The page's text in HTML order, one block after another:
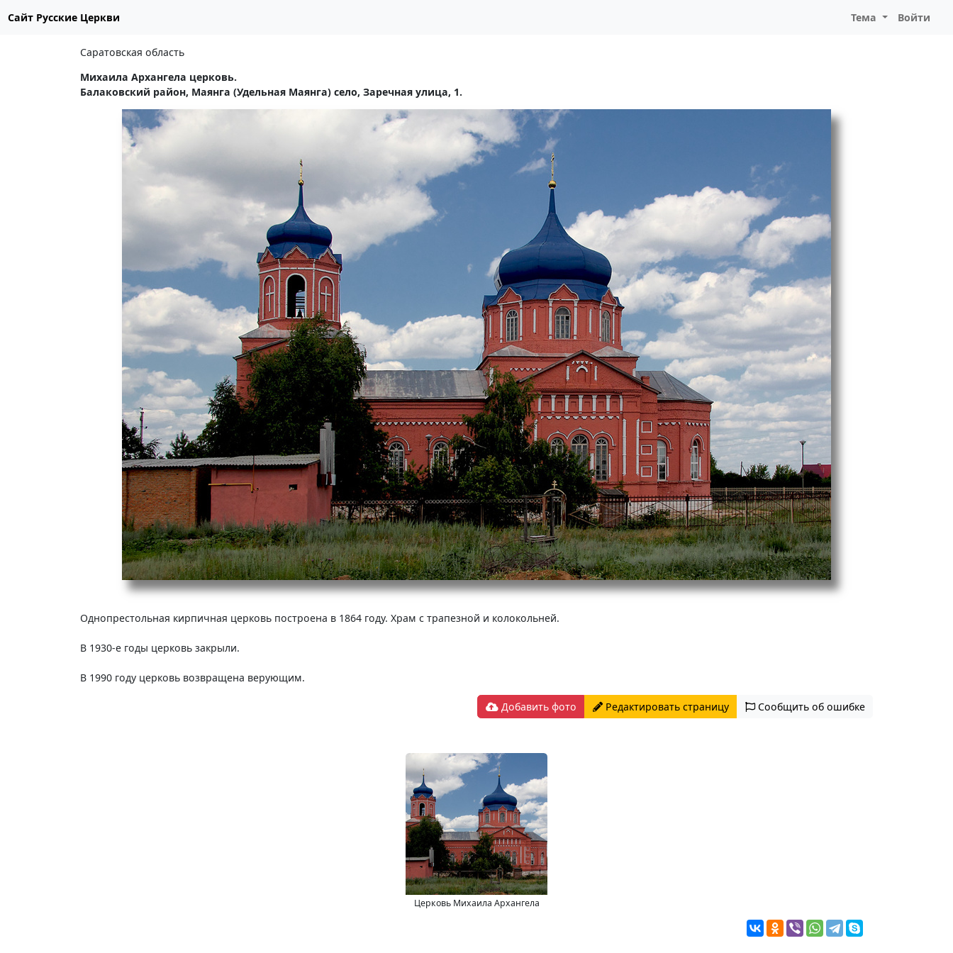
Сайт Русские Церкви Тема Войти
Саратовская область
Михаила Архангела церковь.
Балаковский район, Маянга (Удельная Маянга) село, Заречная улица, 1.
Однопрестольная кирпичная церковь построена в 1864 году. Храм с трапезной и колокольней.
В 1930-е годы церковь закрыли.
В 1990 году церковь возвращена верующим.
Добавить фото Редактировать страницу Сообщить об ошибке
Церковь Михаила Архангела